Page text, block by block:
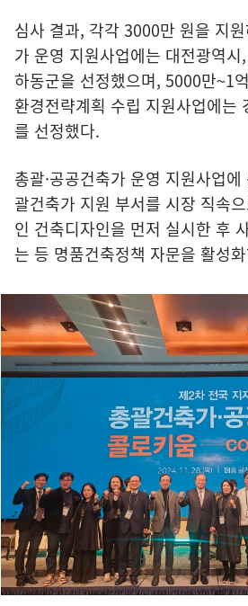
심사 결과, 각각 3000만 원을 지
가 운영 지원사업에는 대전광역
하동군을 선정했으며, 5000만~1
환경전략계획 수립 지원사업에는
를 선정했다.
총괄·공공건축가 운영 지원사업
괄건축가 지원 부서를 시장 직속
인 건축디자인을 먼저 실시한 후
는 등 명품건축정책 자문을 활성